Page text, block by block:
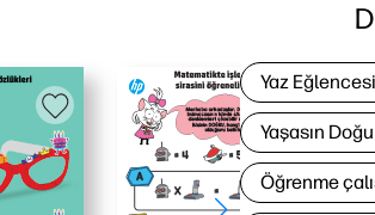
Yaz
Yaşasın
Öğrenme